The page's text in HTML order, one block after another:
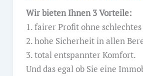
Wir bieten Ihnen 3 Vorteile:
1. fairer Profit ohne schlechtes
2. hohe Sicherheit in allen
3. total entspannter Komfort.
Und das egal ob Sie eine